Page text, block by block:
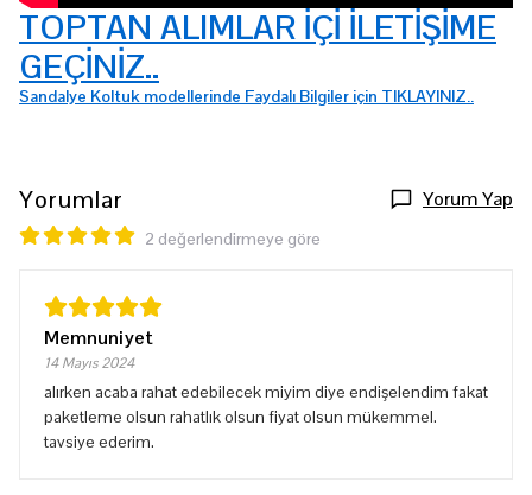
TOPTAN ALIMLAR İÇİ İLETİŞİME
GEÇİNİZ..
Sandalye Koltuk modellerinde Faydalı Bilgiler için TIKLAYINIZ..
Yorumlar Yorum Yap
2 değerlendirmeye göre
Memnuniyet
14 Mayıs 2024
alırken acaba rahat edebilecek miyim diye endişelendim fakat
paketleme olsun rahatlık olsun fiyat olsun mükemmel.
tavsiye ederim.